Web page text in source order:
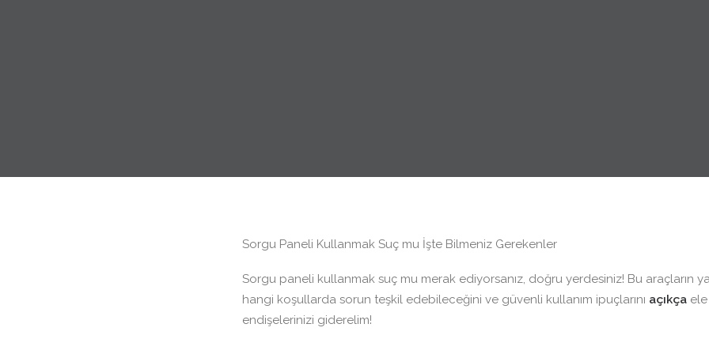
Sorgu Paneli Kullanmak Suç mu İşte Bilmeniz Gerekenler
Sorgu paneli kullanmak suç mu merak ediyorsanız, doğru yerdesiniz! Bu araçların
hangi koşullarda sorun teşkil edebileceğini ve güvenli kullanım ipuçlarını açıkça ele
endişelerinizi giderelim!